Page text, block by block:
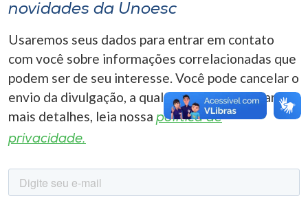
A-
novidades da Unoesc
Usaremos seus dados para entrar em contato
com você sobre informações correlacionadas que
podem ser de seu interesse. Você pode cancelar o
envio da divulgação, a qualquer momento. Para
mais detalhes, leia nossa política de
privacidade.